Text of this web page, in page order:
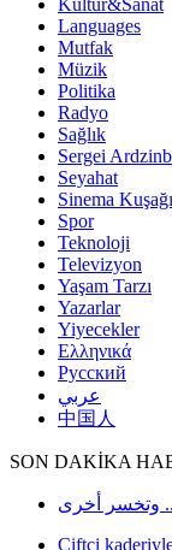
Kültür&Sanat
Languages
Mutfak
Müzik
Politika
Radyo
Sağlık
Sergei
Seyahat
Sinema Kuşağı
Spor
Teknoloji
Televizyon
Yaşam Tarzı
Yazarlar
Yiyecekler
Ελληνικά
Русский
عربي
中国人
SON DAKİKA
وتخسر أخرى
Çiftçi